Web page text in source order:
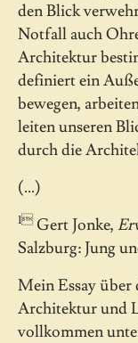
den Blick
Notfall auch
Architektur
definiert ein
bewegen,
leiten unseren
durch die
(...)
1Gert Jonke,
Salzburg: Jung
Mein Essay
Architektur und
vollkommen